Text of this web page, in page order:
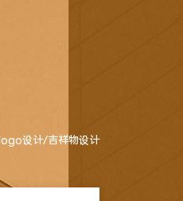
logo设计/吉祥物设计